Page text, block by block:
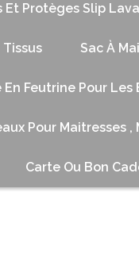
Et Protèges Slip
Sac À
Feutrine Pour Les
Pour Maitresses
Carte Ou Bon